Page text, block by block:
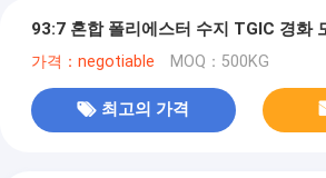
93:7 혼합 폴리에스터 수지 TGIC 경화
가격：negotiable MOQ：500KG
최고의 가격